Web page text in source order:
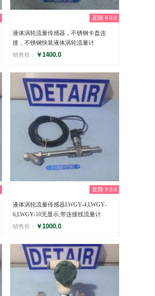
直降￥0.0
液体涡轮流量传感器，不锈钢卡盘连
接，不锈钢快装液体涡轮流量计
销售价： ￥1400.0
评分
(0)
直降￥0.0
液体涡轮流量传感器LWGY-4,LWGY-
6,LWGY-10无显示,带连接线流量计
销售价： ￥1000.0
评分
(0)